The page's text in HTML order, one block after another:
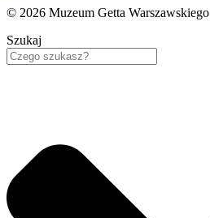
© 2026 Muzeum Getta Warszawskiego
Szukaj